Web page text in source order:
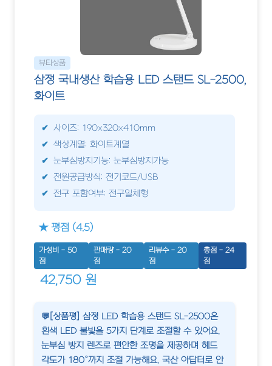
뷰티상품
삼정 국내생산 학습용 LED 스탠드 SL-2500,
화이트
사이즈: 190x320x410mm
색상계열: 화이트계열
눈부심방지기능: 눈부심방지가능
전원공급방식: 전기코드/USB
전구 포함여부: 전구일체형
★ 평점 (4.5)
가성비 - 50
점
판매량 - 20
점
리뷰수 - 20
점
총점 - 24
점
42,750 원
💬[상품평] 삼정 LED 학습용 스탠드 SL-2500은
흰색 LED 불빛을 5가지 단계로 조절할 수 있어요.
눈부심 방지 렌즈로 편안한 조명을 제공하며 헤드
각도가 180°까지 조절 가능해요. 국산 아답터로 안